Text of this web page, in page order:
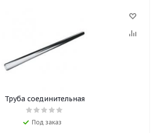
Труба соединительная
Под заказ